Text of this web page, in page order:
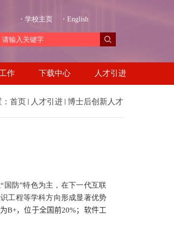
· 学校主页 · English
作 下载中心 人才引进
首页 人才引进 博士后创新人才
国防”特色为主，在下一代互联
工程等学科方向形成显著优势
B+，位于全国前20%；软件工